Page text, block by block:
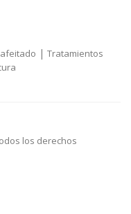
| Tratamientos
los derechos